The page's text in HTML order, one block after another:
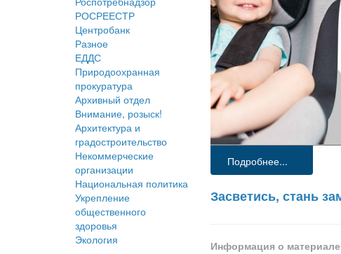
РОСРЕЕСТР
Центробанк
Разное
ЕДДС
Природоохранная
прокуратура
Архивный отдел
Внимание, розыск!
Архитектура и
градостроительство
Некоммерческие
организации
Национальная политика
Укрепление
общественного
здоровья
Экология
Подробнее...
Засветись, стань
Информация о материале